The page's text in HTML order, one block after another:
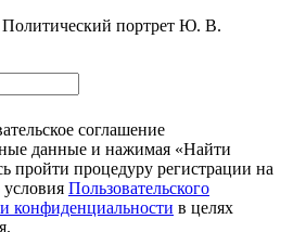
Политический портрет Ю. В.
соглашение
данные и нажимая «Найти
пройти процедуру регистрации на
Пользовательского
конфиденциальности в целях